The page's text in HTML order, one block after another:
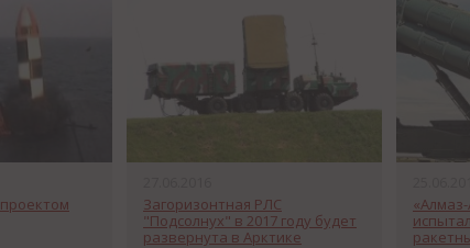
Загоризонтная РЛС
"Подсолнух" в 2017 году будет
развернута в Арктике